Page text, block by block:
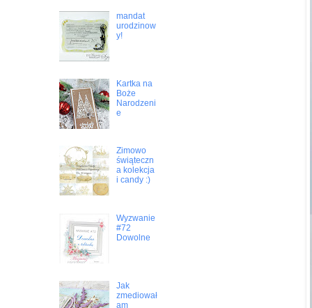
mandat
urodzinow
y!
Kartka na
Boże
Narodzeni
e
Zimowo
świąteczn
a kolekcja
i candy :)
Wyzwanie
#72
Dowolne
Jak
zmediował
am